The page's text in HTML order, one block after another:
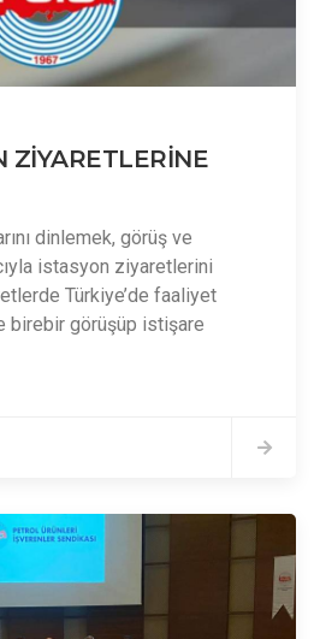
ZİYARETLERİNE
dinlemek, görüş ve
istasyon ziyaretlerini
Türkiye’de faaliyet
birebir görüşüp istişare